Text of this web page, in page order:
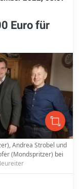
Euro für
Andrea Strobel und
(Mondspritzer) bei